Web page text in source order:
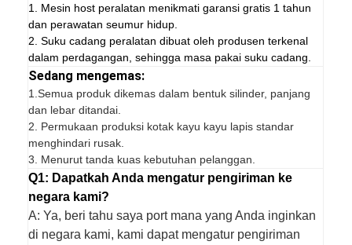
1. Mesin host peralatan menikmati garansi gratis 1 tahun
dan perawatan seumur hidup.
2. Suku cadang peralatan dibuat oleh produsen terkenal
dalam perdagangan, sehingga masa pakai suku cadang.
Sedang mengemas:
1.Semua produk dikemas dalam bentuk silinder, panjang
dan lebar ditandai.
2. Permukaan produksi kotak kayu kayu lapis standar
menghindari rusak.
3. Menurut tanda kuas kebutuhan pelanggan.
Q1: Dapatkah Anda mengatur pengiriman ke
negara kami?
A: Ya, beri tahu saya port mana yang Anda inginkan
di negara kami, kami dapat mengatur pengiriman